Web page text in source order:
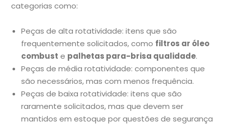
categorias como:
Peças de alta rotatividade: itens que são
frequentemente solicitados, como filtros ar óleo
combust e palhetas para-brisa qualidade.
Peças de média rotatividade: componentes que
são necessários, mas com menos frequência.
Peças de baixa rotatividade: itens que são
raramente solicitados, mas que devem ser
mantidos em estoque por questões de segurança